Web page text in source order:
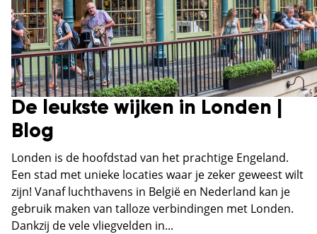
De leukste wijken in Londen |
Blog
Londen is de hoofdstad van het prachtige Engeland.
Een stad met unieke locaties waar je zeker geweest wilt
zijn! Vanaf luchthavens in België en Nederland kan je
gebruik maken van talloze verbindingen met Londen.
Dankzij de vele vliegvelden in...